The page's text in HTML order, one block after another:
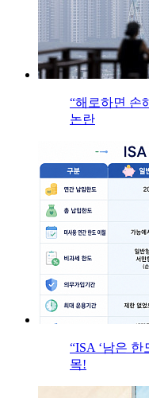
“해로하면 손
논란
“ISA ‘남은
목!